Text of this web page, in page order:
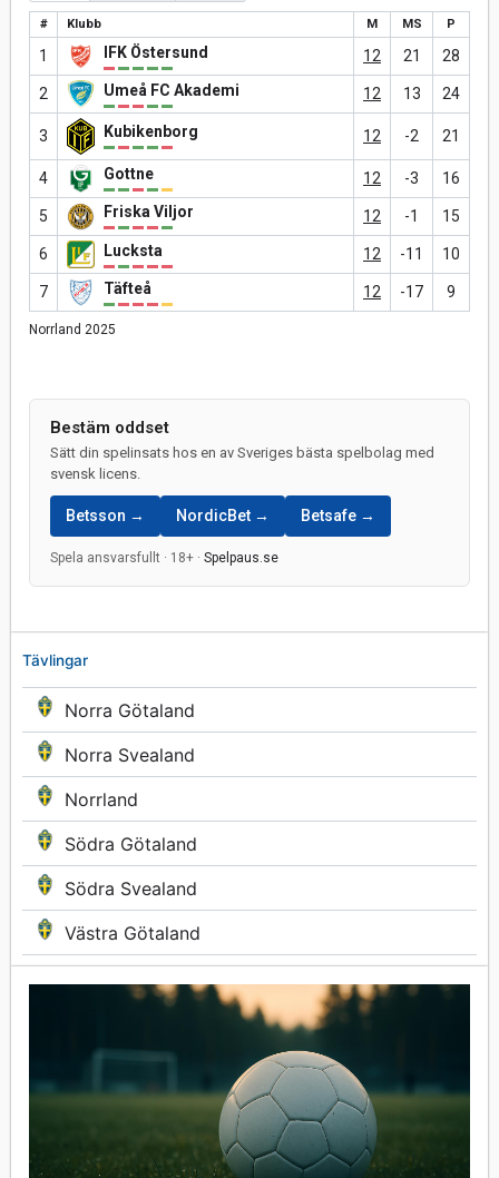
Tävlingar
Norra Götaland
Norra Svealand
Norrland
Södra Götaland
Södra Svealand
Västra Götaland
# Klubb M MS P
1 IFK Östersund 12 21 28
2 Umeå FC Akademi 12 13 24
3 Kubikenborg 12 -2 21
4 Gottne 12 -3 16
5 Friska Viljor 12 -1 15
6 Lucksta 12 -11 10
7 Täfteå 12 -17 9
Norrland 2025
Bestäm oddset
Sätt din spelinsats hos en av Sveriges bästa spelbolag med
svensk licens.
Betsson → NordicBet → Betsafe →
Spela ansvarsfullt · 18+ · Spelpaus.se